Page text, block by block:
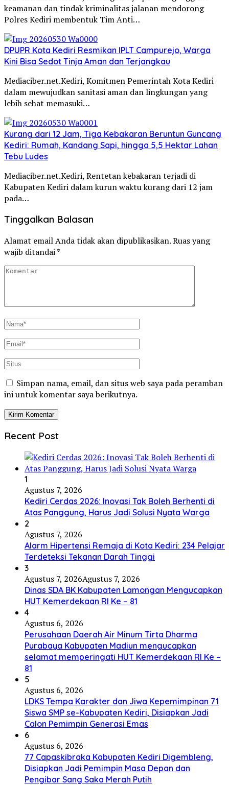
keamanan dan tindak kriminalitas jalanan mendorong
Polres Kediri membentuk Tim Anti…
DPUPR Kota Kediri Resmikan IPLT Campurejo, Warga
Kini Bisa Sedot Tinja Aman dan Terjangkau
Mediaciber.net.Kediri, Komitmen Pemerintah Kota Kediri
dalam mewujudkan sanitasi aman dan lingkungan yang
lebih sehat memasuki…
Kurang dari 12 Jam, Tiga Kebakaran Beruntun Guncang
Kediri: Rumah, Kandang Sapi, hingga 5,5 Hektar Lahan
Tebu Ludes
Mediaciber.net.Kediri, Rentetan kebakaran terjadi di
Kabupaten Kediri dalam kurun waktu kurang dari 12 jam
pada…
Tinggalkan Balasan
Alamat email Anda tidak akan dipublikasikan.Ruas yang
wajib ditandai*
Simpan nama, email, dan situs web saya pada peramban
ini untuk komentar saya berikutnya.
Recent Post
1
Agustus 7, 2026
Kediri Cerdas 2026: Inovasi Tak Boleh Berhenti di
Atas Panggung, Harus Jadi Solusi Nyata Warga
2
Agustus 7, 2026
Alarm Hipertensi Remaja di Kota Kediri: 234 Pelajar
Terdeteksi Tekanan Darah Tinggi
3
Agustus 7, 2026Agustus 7, 2026
Dinas SDA BK Kabupaten Lamongan Mengucapkan
HUT Kemerdekaan RI Ke – 81
4
Agustus 6, 2026
Perusahaan Daerah Air Minum Tirta Dharma
Purabaya Kabupaten Madiun mengucapkan
selamat memperingati HUT Kemerdekaan RI Ke –
81
5
Agustus 6, 2026
LDKS Tempa Karakter dan Jiwa Kepemimpinan 71
Siswa SMP se-Kabupaten Kediri, Disiapkan Jadi
Calon Pemimpin Generasi Emas
6
Agustus 6, 2026
77 Capaskibraka Kabupaten Kediri Digembleng,
Disiapkan Jadi Pemimpin Masa Depan dan
Pengibar Sang Saka Merah Putih